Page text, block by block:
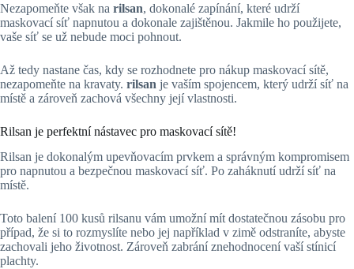
Nezapomeňte však na rilsan, dokonalé zapínání, které udrží
maskovací síť napnutou a dokonale zajištěnou. Jakmile ho použijete,
vaše síť se už nebude moci pohnout.
Až tedy nastane čas, kdy se rozhodnete pro nákup maskovací sítě,
nezapomeňte na kravaty. rilsan je vaším spojencem, který udrží síť na
místě a zároveň zachová všechny její vlastnosti.
Rilsan je perfektní nástavec pro maskovací sítě!
Rilsan je dokonalým upevňovacím prvkem a správným kompromisem
pro napnutou a bezpečnou maskovací síť. Po zaháknutí udrží síť na
místě.
Toto balení 100 kusů rilsanu vám umožní mít dostatečnou zásobu pro
případ, že si to rozmyslíte nebo jej například v zimě odstraníte, abyste
zachovali jeho životnost. Zároveň zabrání znehodnocení vaší stínicí
plachty.